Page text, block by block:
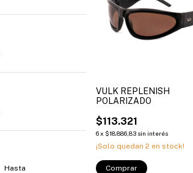
Hasta
VULK REPLENISH
POLARIZADO
$113.321
6x $18.886,83 sin interés
¡Solo quedan2 en stock!
Comprar